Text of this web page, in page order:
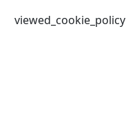
viewed_cookie_policy